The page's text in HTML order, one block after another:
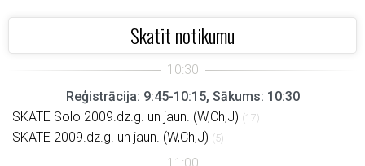
Skatīt notikumu
Reģistrācija: 9:45-10:15, Sākums: 10:30
SKATE Solo 2009.dz.g. un jaun. (W,Ch,J) (17)
SKATE 2009.dz.g. un jaun. (W,Ch,J) (5)